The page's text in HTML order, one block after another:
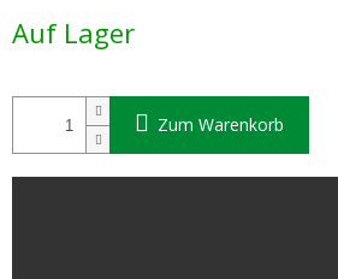
Auf Lager
Zum Warenkorb